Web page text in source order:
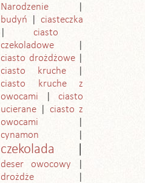
Narodzenie
budyń
ciasteczka
ciasto
czekoladowe
ciasto drożdżowe
ciasto kruche
ciasto kruche z
owocami
ciasto
ucierane
ciasto z
owocami
cynamon
czekolada
deser owocowy
drożdże